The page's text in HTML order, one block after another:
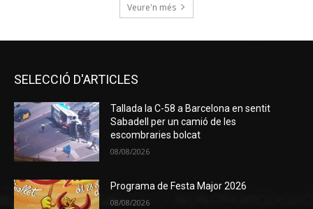
Veure'n més
SELECCIÓ D'ARTICLES
Tallada la C-58 a Barcelona en sentit
Sabadell per un camió de les
escombraries bolcat
08/08/2026
Programa de Festa Major 2026
08/08/2026